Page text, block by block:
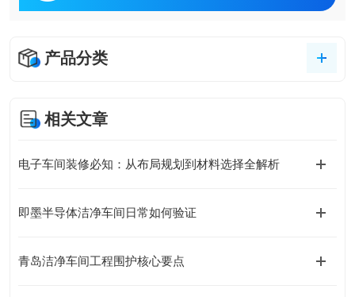
产品分类
相关文章
电子车间装修必知：从布局规划到材料选择全解析
即墨半导体洁净车间日常如何验证
青岛洁净车间工程围护核心要点